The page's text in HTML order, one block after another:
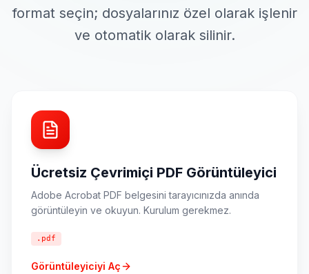
format seçin; dosyalarınız özel olarak işlenir
ve otomatik olarak silinir.
Ücretsiz Çevrimiçi PDF Görüntüleyici
Adobe Acrobat PDF belgesini tarayıcınızda anında
görüntüleyin ve okuyun. Kurulum gerekmez.
.pdf
Görüntüleyiciyi Aç